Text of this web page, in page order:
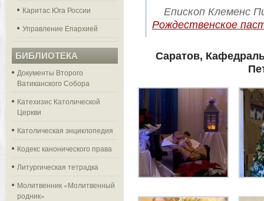
Каритас Юга России
Управление Епархией
БИБЛИОТЕКА
Документы Второго
Ватиканского Собора
Катехизис Католической
Церкви
Католическая энциклопедия
Кодекс канонического права
Литургическая тетрадка
Молитвенник «Молитвенный
родник»
Епископ Клеменс
Рождественское
Саратов,